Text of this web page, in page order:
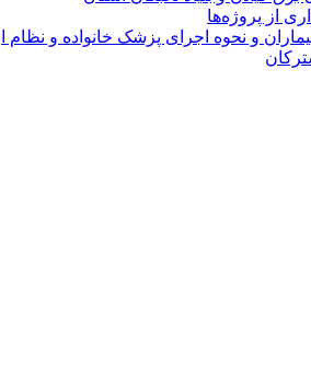
از پروژه‌ها
و نحوه اجرای پزشک خانواده و